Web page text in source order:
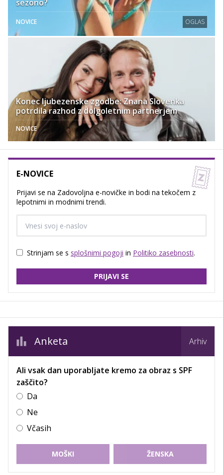
sezono?
NOVICE OGLAS
Konec ljubezenske zgodbe: Znana Slovenka
potrdila razhod z dolgoletnim partnerjem
NOVICE
E-NOVICE
Prijavi se na Zadovoljna e-novičke in bodi na tekočem z
lepotnimi in modnimi trendi.
Strinjam se s splošnimi pogoji in Politiko zasebnosti.
PRIJAVI SE
Anketa Arhiv
Ali vsak dan uporabljate kremo za obraz s SPF
zaščito?
Da
Ne
Včasih
MOŠKI ŽENSKA